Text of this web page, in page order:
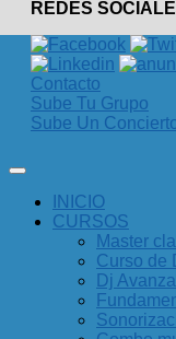
REDES
Contacto
Sube Tu Grupo
Sube Un
INICIO
CURSOS
Master
Curso de
Dj